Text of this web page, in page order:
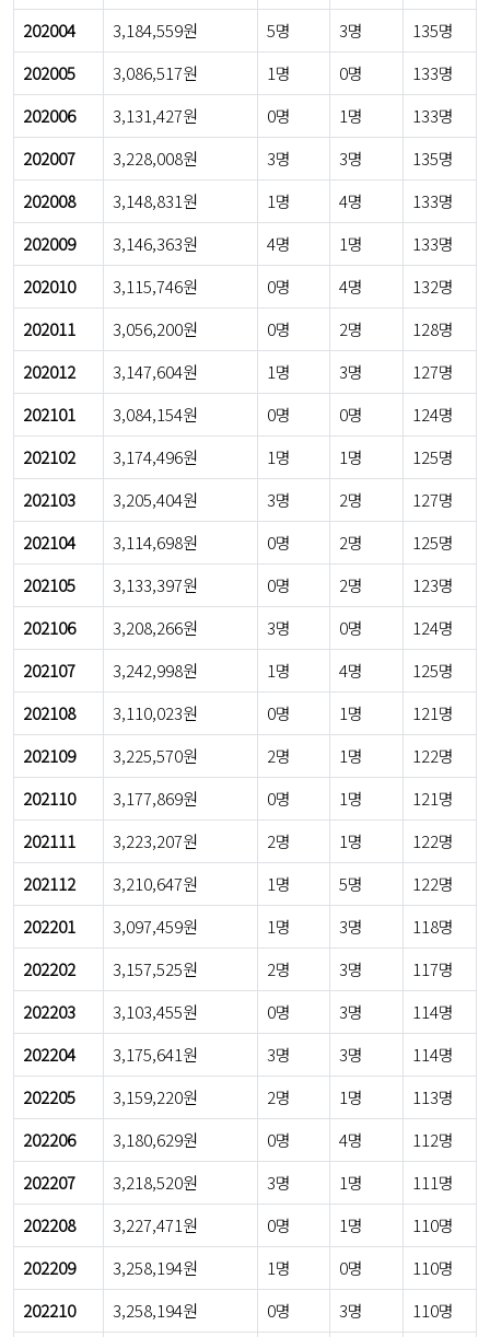
202004
3,184,559원 5명 3명
135명
202005
3,086,517원 1명 0명
133명
202006
3,131,427원 0명 1명
133명
202007
3,228,008원 3명 3명
135명
202008
3,148,831원 1명 4명
133명
202009
3,146,363원 4명 1명
133명
202010
3,115,746원 0명 4명
132명
202011
3,056,200원 0명 2명
128명
202012
3,147,604원 1명 3명
127명
202101
3,084,154원 0명 0명
124명
202102
3,174,496원 1명 1명
125명
202103
3,205,404원 3명 2명
127명
202104
3,114,698원 0명 2명
125명
202105
3,133,397원 0명 2명
123명
202106
3,208,266원 3명 0명
124명
202107
3,242,998원 1명 4명
125명
202108
3,110,023원 0명 1명
121명
202109
3,225,570원 2명 1명
122명
202110
3,177,869원 0명 1명
121명
202111
3,223,207원 2명 1명
122명
202112
3,210,647원 1명 5명
122명
202201
3,097,459원 1명 3명
118명
202202
3,157,525원 2명 3명
117명
202203
3,103,455원 0명 3명
114명
202204
3,175,641원 3명 3명
114명
202205
3,159,220원 2명 1명
113명
202206
3,180,629원 0명 4명
112명
202207
3,218,520원 3명 1명
111명
202208
3,227,471원 0명 1명
110명
202209
3,258,194원 1명 0명
110명
202210
3,258,194원 0명 3명 110명